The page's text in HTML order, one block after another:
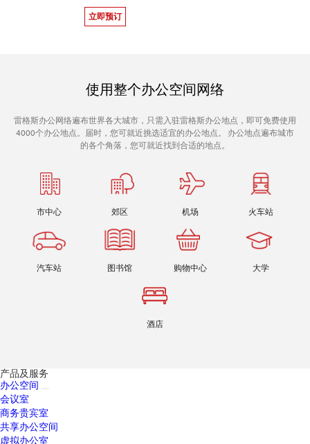
立即预订
使用整个办公空间网络
雷格斯办公网络遍布世界各大城市，只需入驻雷格斯办公地点，即可免费使用
4000个办公地点。届时，您可就近挑选适宜的办公地点。 办公地点遍布城市
的各个角落，您可就近找到合适的地点。
市中心 郊区 机场 火车站
汽车站 图书馆 购物中心 大学
酒店
产品及服务
办公空间
会议室
商务贵宾室
共享办公空间
虚拟办公室